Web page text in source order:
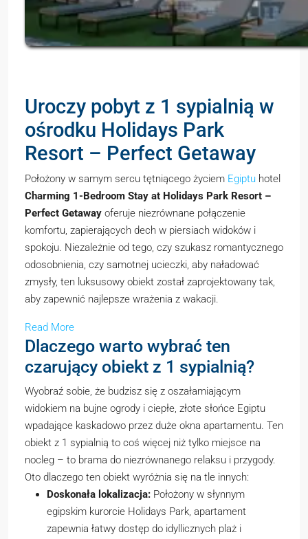
Uroczy pobyt z 1 sypialnią w
ośrodku Holidays Park
Resort – Perfect Getaway
Położony w samym sercu tętniącego życiem Egiptu hotel
Charming 1-Bedroom Stay at Holidays Park Resort –
Perfect Getaway oferuje niezrównane połączenie
komfortu, zapierających dech w piersiach widoków i
spokoju. Niezależnie od tego, czy szukasz romantycznego
odosobnienia, czy samotnej ucieczki, aby naładować
zmysły, ten luksusowy obiekt został zaprojektowany tak,
aby zapewnić najlepsze wrażenia z wakacji.
Read More
Dlaczego warto wybrać ten
czarujący obiekt z 1 sypialnią?
Wyobraź sobie, że budzisz się z oszałamiającym
widokiem na bujne ogrody i ciepłe, złote słońce Egiptu
wpadające kaskadowo przez duże okna apartamentu. Ten
obiekt z 1 sypialnią to coś więcej niż tylko miejsce na
nocleg – to brama do niezrównanego relaksu i przygody.
Oto dlaczego ten obiekt wyróżnia się na tle innych:
Doskonała lokalizacja: Położony w słynnym
egipskim kurorcie Holidays Park, apartament
zapewnia łatwy dostęp do idyllicznych plaż i